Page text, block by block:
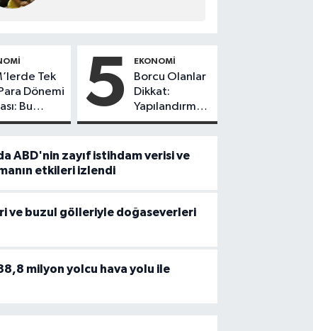
Tek
Dönemi
Bu
5 EKONOMI
Borcu Olanlar
Dikkat:
Yapılandırma
Başvurularında
Ağustos!
ABD'nin zayıf istihdam verisi ve
etkileri izlendi
ve buzul gölleriyle doğaseverleri
milyon yolcu hava yolu ile